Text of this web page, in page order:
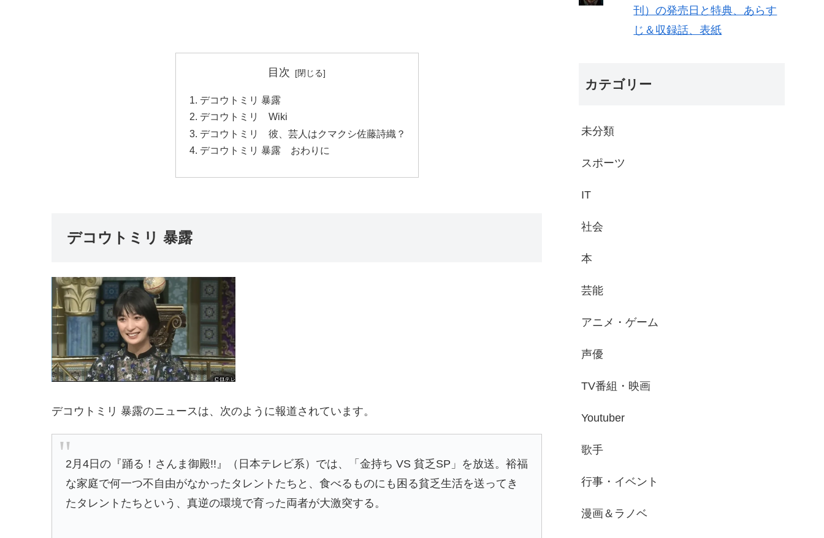
目次
デコウトミリ 暴露
デコウトミリ Wiki
デコウトミリ 彼、芸人はクマクシ佐藤詩織？
デコウトミリ 暴露 おわりに
デコウトミリ 暴露
デコウトミリ 暴露のニュースは、次のように報道されています。
2月4日の『踊る！さんま御殿!!』（日本テレビ系）では、「金持ち VS 貧乏SP」を放送。裕福
な家庭で何一つ不自由がなかったタレントたちと、食べるものにも困る貧乏生活を送ってき
たタレントたちという、真逆の環境で育った両者が大激突する。
刊）の発売日と特典、あらす
じ＆収録話、表紙
カテゴリー
未分類
スポーツ
IT
社会
本
芸能
アニメ・ゲーム
声優
TV番組・映画
Youtuber
歌手
行事・イベント
漫画＆ラノベ